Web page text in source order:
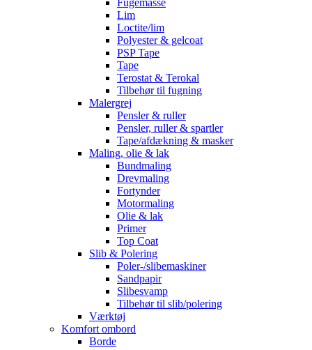
Fugemasse
Lim
Loctite/lim
Polyester & gelcoat
PSP Tape
Tape
Terostat & Terokal
Tilbehør til fugning
Malergrej
Pensler & ruller
Pensler, ruller & spartler
Tape/afdækning & masker
Maling, olie & lak
Bundmaling
Drevmaling
Fortynder
Motormaling
Olie & lak
Primer
Top Coat
Slib & Polering
Poler-/slibemaskiner
Sandpapir
Slibesvamp
Tilbehør til slib/polering
Værktøj
Komfort ombord
Borde